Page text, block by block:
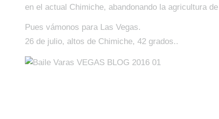
en el actual Chimiche, abandonando la agricultura
Pues vámonos para Las Vegas.
26 de julio, altos de Chimiche, 42 grados..